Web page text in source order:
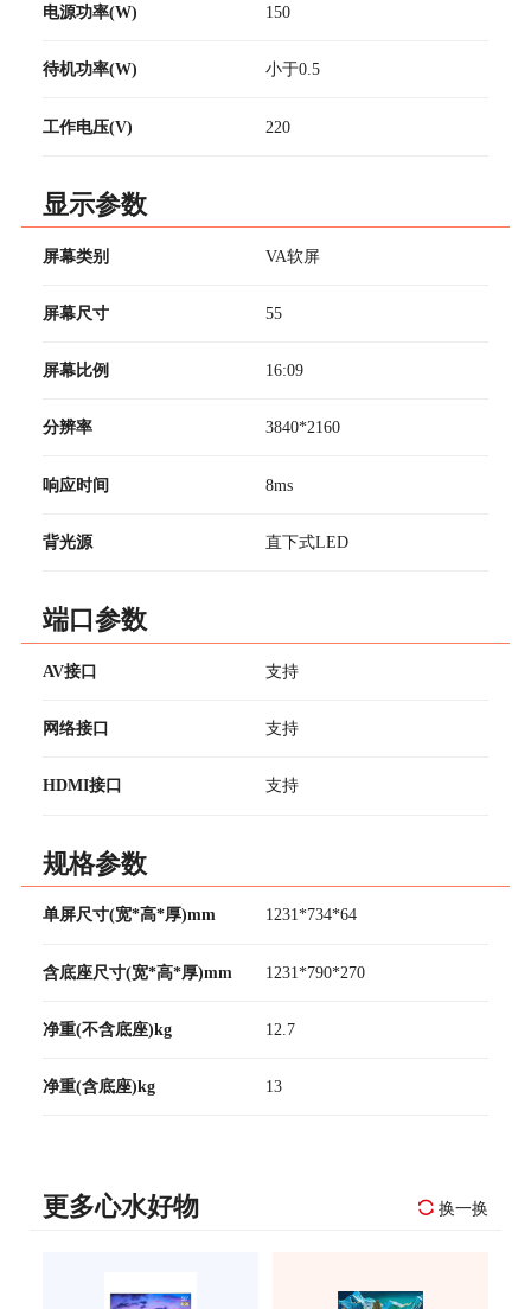
电源功率(W) 150
待机功率(W) 小于0.5
工作电压(V) 220
显示参数
屏幕类别 VA软屏
屏幕尺寸 55
屏幕比例 16:09
分辨率 3840*2160
响应时间 8ms
背光源 直下式LED
端口参数
AV接口 支持
网络接口 支持
HDMI接口 支持
规格参数
单屏尺寸(宽*高*厚)mm 1231*734*64
含底座尺寸(宽*高*厚)mm 1231*790*270
净重(不含底座)kg 12.7
净重(含底座)kg 13
更多心水好物 换一换